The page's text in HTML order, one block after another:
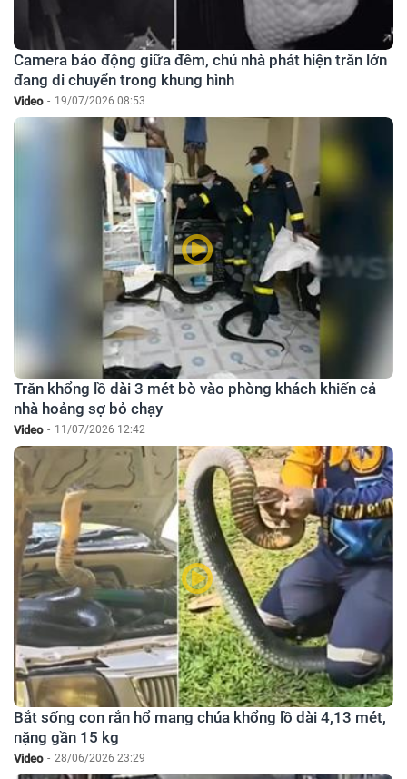
Camera báo động giữa đêm, chủ nhà phát hiện trăn lớn
đang di chuyển trong khung hình
Video - 19/07/2026 08:53
Trăn khổng lồ dài 3 mét bò vào phòng khách khiến cả
nhà hoảng sợ bỏ chạy
Video - 11/07/2026 12:42
Bắt sống con rắn hổ mang chúa khổng lồ dài 4,13 mét,
nặng gần 15 kg
Video - 28/06/2026 23:29